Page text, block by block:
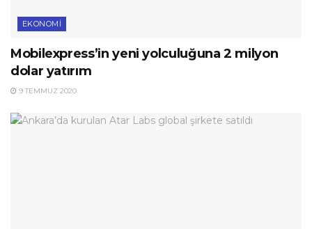
EKONOMI
Mobilexpress’in yeni yolculuğuna 2 milyon
dolar yatırım
9 TEMMUZ 2020